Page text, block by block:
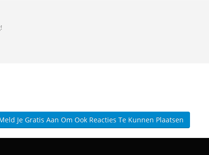
Je Gratis Aan Om Ook Reacties Te Kunnen Plaatsen